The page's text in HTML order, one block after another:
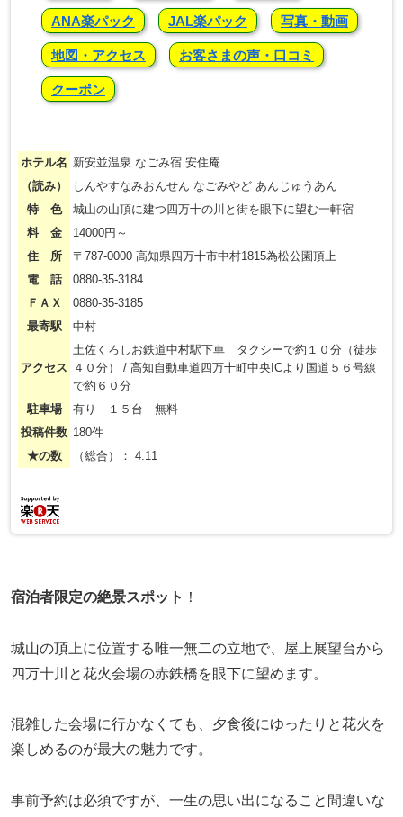
ANA楽パック JAL楽パック 写真・動画
地図・アクセス お客さまの声・口コミ
クーポン
ホテル名 新安並温泉 なごみ宿 安住庵
（読み）
しんやすなみおんせん なごみやど あんじゅうあん
特 色
城山の山頂に建つ四万十の川と街を眼下に望む一軒宿
料 金
14000円～
住 所
〒787-0000 高知県四万十市中村1815為松公園頂上
電 話
0880-35-3184
ＦＡＸ
0880-35-3185
最寄駅
中村
アクセス
土佐くろしお鉄道中村駅下車 タクシーで約１０分（徒歩
４０分） / 高知自動車道四万十町中央ICより国道５６号線
で約６０分
駐車場
有り １５台 無料
投稿件数 180件
★の数
（総合）： 4.11
宿泊者限定の絶景スポット ！
城山の頂上に位置する唯一無二の立地で、屋上展望台から
四万十川と花火会場の赤鉄橋を眼下に望めます。
混雑した会場に行かなくても、夕食後にゆったりと花火を
楽しめるのが最大の魅力です。
事前予約は必須ですが、一生の思い出になること間違いな